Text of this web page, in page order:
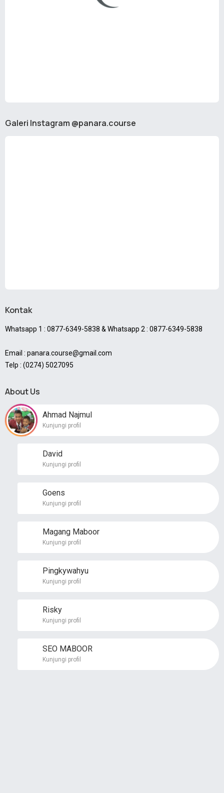
Galeri Instagram @panara.course
Kontak
Whatsapp 1 : 0877-6349-5838 & Whatsapp 2 : 0877-6349-5838
Email : panara.course@gmail.com
Telp : (0274) 5027095
About Us
Ahmad Najmul
Kunjungi profil
David
Kunjungi profil
Goens
Kunjungi profil
Magang Maboor
Kunjungi profil
Pingkywahyu
Kunjungi profil
Risky
Kunjungi profil
SEO MABOOR
Kunjungi profil